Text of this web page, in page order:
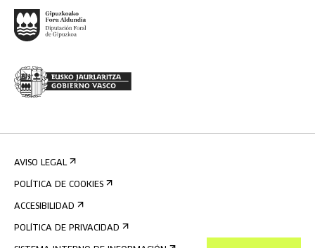
AVISO LEGAL
POLÍTICA DE COOKIES
ACCESIBILIDAD
POLÍTICA DE PRIVACIDAD